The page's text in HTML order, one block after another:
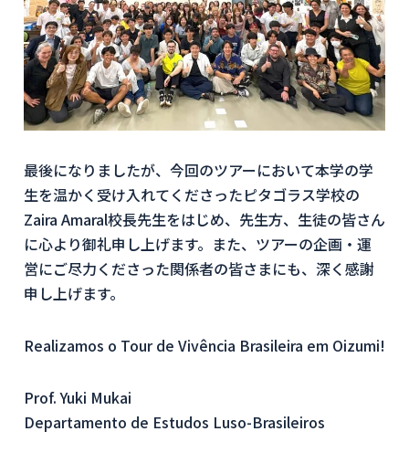
最後になりましたが、今回のツアーにおいて本学の学
生を温かく受け入れてくださったピタゴラス学校の
Zaira Amaral校長先生をはじめ、先生方、生徒の皆さん
に心より御礼申し上げます。また、ツアーの企画・運
営にご尽力くださった関係者の皆さまにも、深く感謝
申し上げます。
Realizamos o Tour de Vivência Brasileira em Oizumi!
Prof. Yuki Mukai
Departamento de Estudos Luso-Brasileiros